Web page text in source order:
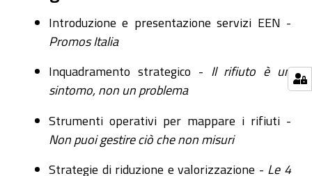
Introduzione e presentazione servizi EEN -
Promos Italia
Inquadramento strategico -
Il rifiuto è un
sintomo, non un problema
Strumenti operativi per mappare i rifiuti -
Non puoi gestire ciò che non misuri
Strategie di riduzione e valorizzazione - Le 4